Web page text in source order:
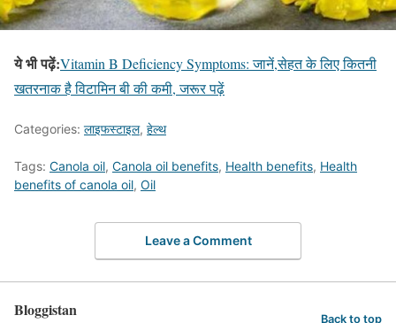
ये भी पढ़ें:Vitamin B Deficiency Symptoms: जानें,सेहत के लिए कितनी
खतरनाक है विटामिन बी की कमी, जरूर पढ़ें
Categories: लाइफस्टाइल, हेल्थ
Tags: Canola oil, Canola oil benefits, Health benefits, Health
benefits of canola oil, Oil
Leave a Comment
Bloggistan Back to top